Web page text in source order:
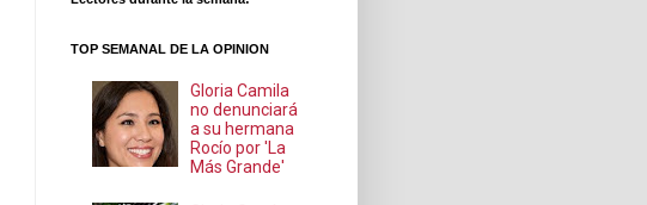
TOP SEMANAL DE LA OPINION
Gloria Camila
no denunciará
a su hermana
Rocío por 'La
Más Grande'